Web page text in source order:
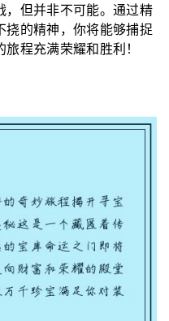
但并非不可能。通过精
的精神，你将能够捕捉
程充满荣耀和胜利！